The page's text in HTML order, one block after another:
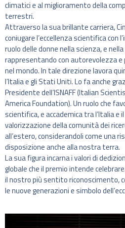
climatici e al miglioramento della
terrestri.
Attraverso la sua brillante carriera,
coniugare l’eccellenza scientifica con
ruolo delle donne nella scienza, e
rappresentando con autorevolezza
nel mondo. In tale direzione lavora
l’Italia e gli Stati Uniti. Lo fa anche
Presidente dell’ISNAFF (Italian
America Foundation). Un ruolo che
scientifica, e accademica tra l’Italia e
valorizzazione della comunità dei
all’estero, considerandoli come una
disposizione anche alla nostra terra.
La sua figura incarna i valori di
globale che il premio intende
il nostro più sentito riconoscimento,
le nuove generazioni e simbolo